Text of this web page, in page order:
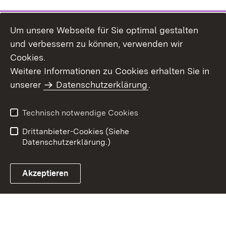
Erklärung zur
Um unsere Webseite für Sie optimal gestalten
und verbessern zu können, verwenden wir
Cookies.
Weitere Informationen zu Cookies erhalten Sie in
unserer
Datenschutzerklärung.
Technisch notwendige Cookies
Drittanbieter-Cookies (Siehe
Datenschutzerklärung.)
Akzeptieren